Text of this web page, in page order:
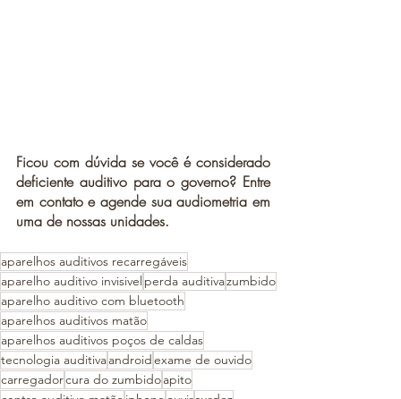
Ficou com dúvida se você é considerado
deficiente auditivo para o governo? Entre
em contato e agende sua audiometria em
uma de nossas unidades.
aparelhos auditivos recarregáveis
aparelho auditivo invisivel perda auditivazumbido
aparelho auditivo com bluetooth
aparelhos auditivos matão
aparelhos auditivos poços de caldas
tecnologia auditivaandroid exame de ouvido
carregadorcura do zumbidoapito